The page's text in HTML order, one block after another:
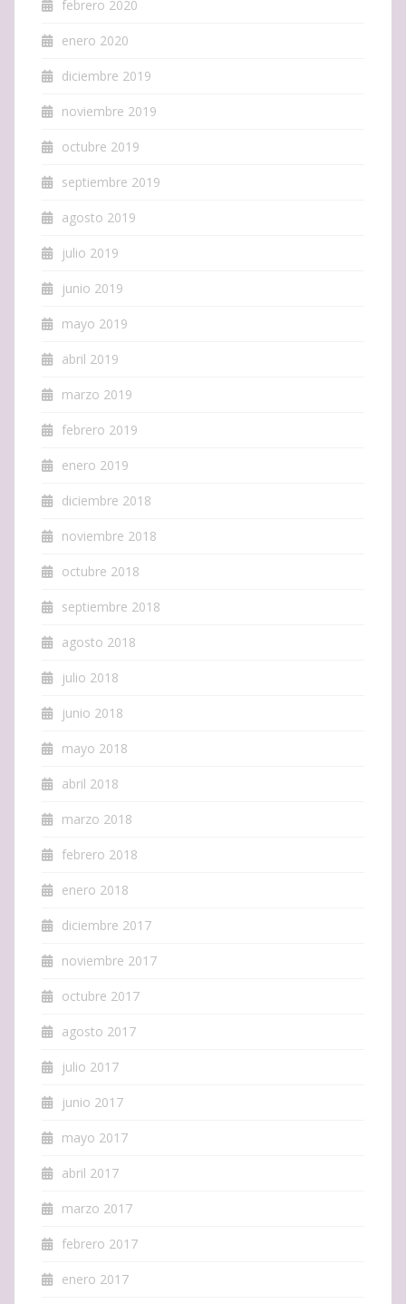
febrero 2020
enero 2020
diciembre 2019
noviembre 2019
octubre 2019
septiembre 2019
agosto 2019
julio 2019
junio 2019
mayo 2019
abril 2019
marzo 2019
febrero 2019
enero 2019
diciembre 2018
noviembre 2018
octubre 2018
septiembre 2018
agosto 2018
julio 2018
junio 2018
mayo 2018
abril 2018
marzo 2018
febrero 2018
enero 2018
diciembre 2017
noviembre 2017
octubre 2017
agosto 2017
julio 2017
junio 2017
mayo 2017
abril 2017
marzo 2017
febrero 2017
enero 2017